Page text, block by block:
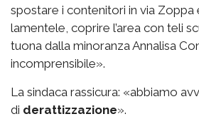
spostare i contenitori in via Zoppa
lamentele, coprire l’area con teli
tuona dalla minoranza Annalisa
incomprensibile».
La sindaca rassicura: «abbiamo
di derattizzazione».